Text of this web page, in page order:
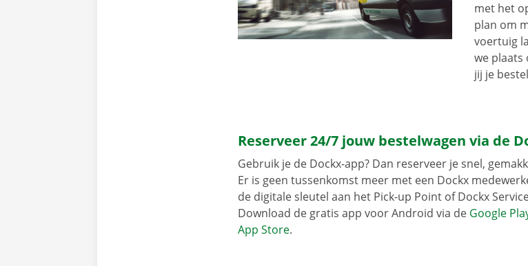
met het
plan om
voertuig
we plaats
jij je
Reserveer 24/7 jouw bestelwagen via de
Gebruik je de Dockx-app? Dan reserveer je snel,
Er is geen tussenkomst meer met een Dockx
de digitale sleutel aan het Pick-up Point of Dockx
Download de gratis app voor Android via de Google
App Store.